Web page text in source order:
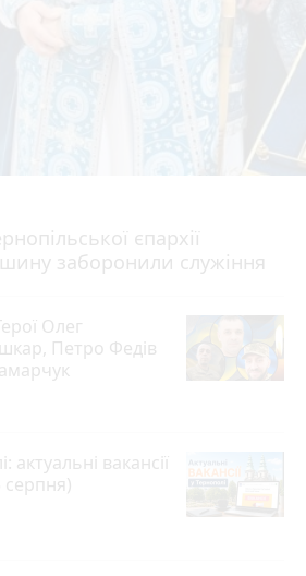
єпархії
заборонили служіння
Олег
Петро Федів
актуальні вакансії